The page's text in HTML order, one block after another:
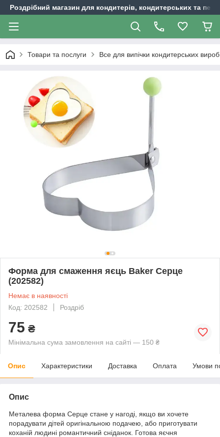
Роздрібний магазин для кондитерів, кондитерських та
Товари та послуги Все для випічки кондитерських
Форма для смаження яєць Baker Серце
(202582)
Немає в наявності
Код: 202582
Роздріб
75 ₴
Мінімальна сума замовлення на сайті — 150 ₴
Опис Характеристики Доставка Оплата Умови
Опис
Металева форма Серце стане у нагоді, якщо ви хочете
порадувати дітей оригінальною подачею, або приготувати
коханій людині романтичний сніданок. Готова яєчня